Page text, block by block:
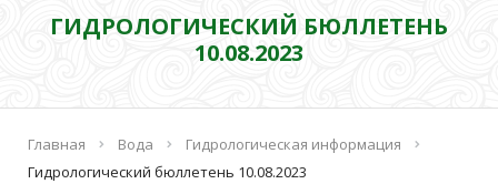
ГИДРОЛОГИЧЕСКИЙ БЮЛЛЕТЕНЬ
10.08.2023
Главная Вода
Гидрологическая информация
Гидрологический бюллетень 10.08.2023